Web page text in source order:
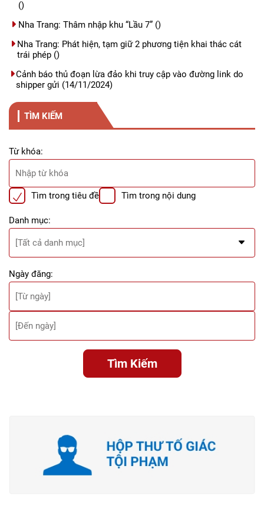
()
Nha Trang: Thâm nhập khu “Lầu 7” ()
Nha Trang: Phát hiện, tạm giữ 2 phương tiện khai thác cát
trái phép ()
Cảnh báo thủ đoạn lừa đảo khi truy cập vào đường link do
shipper gửi (14/11/2024)
TÌM KIẾM
Từ khóa:
Tìm trong tiêu đề Tìm trong nội dung
Danh mục:
Ngày đăng:
Tìm Kiếm